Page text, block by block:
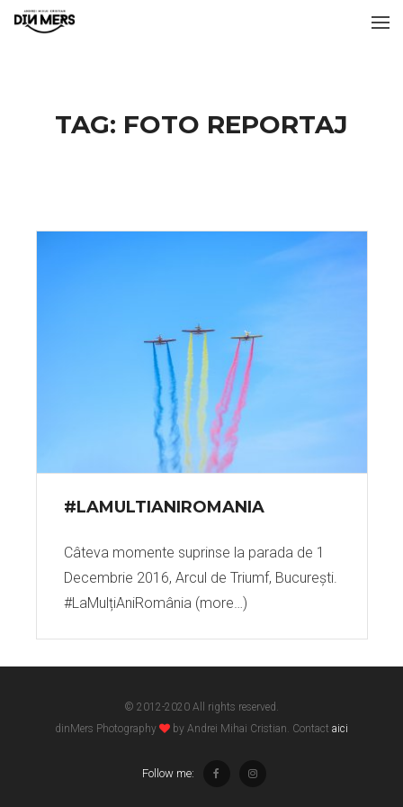
TAG: FOTO REPORTAJ
#LAMULTIANIROMANIA
Câteva momente suprinse la parada de 1
Decembrie 2016, Arcul de Triumf, București.
#LaMulțiAniRomânia (more…)
© 2012-2020 All rights reserved.
dinMers Photography
by Andrei Mihai Cristian. Contact aici
Follow me: